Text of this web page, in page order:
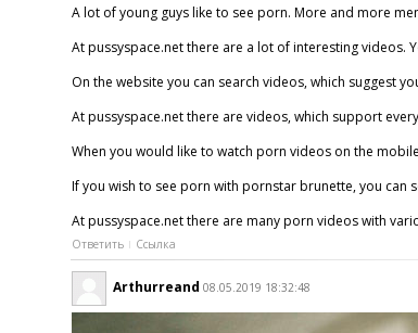
A lot of young guys like to see porn. More and more
At pussyspace.net there are a lot of interesting videos.
On the website you can search videos, which suggest
At pussyspace.net there are videos, which support
When you would like to watch porn videos on the
If you wish to see porn with pornstar brunette, you can
At pussyspace.net there are many porn videos with
Ответить Ссылка
Arthurreand 08.05.2019 18:32:48